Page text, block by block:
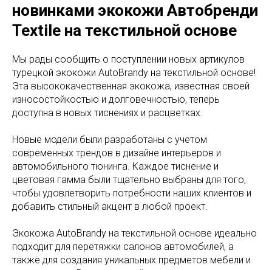
новинками экокожи Автобренди
Textile на текстильной основе
Мы рады сообщить о поступлении новых артикулов
турецкой экокожи AutoBrandy на текстильной основе!
Эта высококачественная экокожа, известная своей
износостойкостью и долговечностью, теперь
доступна в новых тиснениях и расцветках.
Новые модели были разработаны с учетом
современных трендов в дизайне интерьеров и
автомобильного тюнинга. Каждое тиснение и
цветовая гамма были тщательно выбраны для того,
чтобы удовлетворить потребности наших клиентов и
добавить стильный акцент в любой проект.
Экокожа AutoBrandy на текстильной основе идеально
подходит для перетяжки салонов автомобилей, а
также для создания уникальных предметов мебели и